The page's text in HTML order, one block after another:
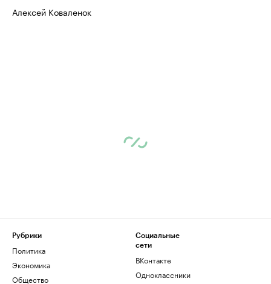
Алексей Коваленок
Рубрики
Политика
Экономика
Общество
Социальные
сети
ВКонтакте
Одноклассники